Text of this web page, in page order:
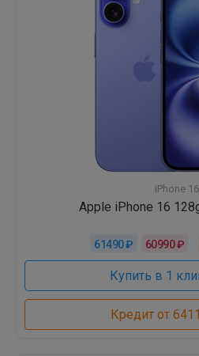
iPhone 16
Apple iPhone 16
61490 ₽ 60990 ₽
Купить в 1
Кредит от